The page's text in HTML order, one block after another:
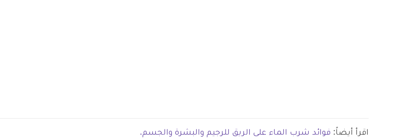
اقرأ أيضاً: فوائد شرب الماء على الريق للرجيم والبشرة والجسم.